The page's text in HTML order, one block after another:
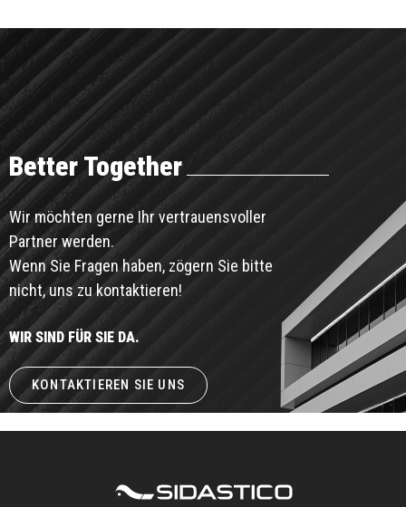
Better Together
Wir möchten gerne Ihr vertrauensvoller
Partner werden.
Wenn Sie Fragen haben, zögern Sie bitte
nicht, uns zu kontaktieren!
WIR SIND FÜR SIE DA.
KONTAKTIEREN SIE UNS